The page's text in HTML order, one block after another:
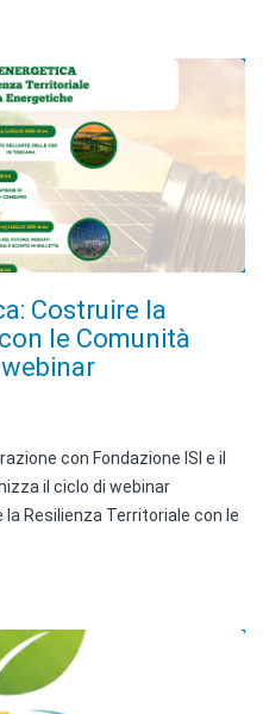
Costruire la
le Comunità
con Fondazione ISI e il
il ciclo di webinar
Resilienza Territoriale con le